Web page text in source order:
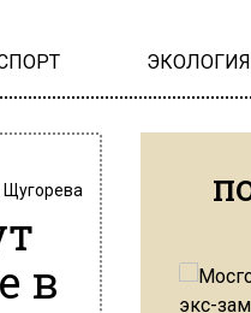
ЭКОЛОГИЯ
в